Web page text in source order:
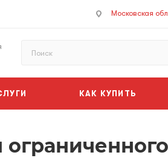
Московская
КАК КУПИТЬ